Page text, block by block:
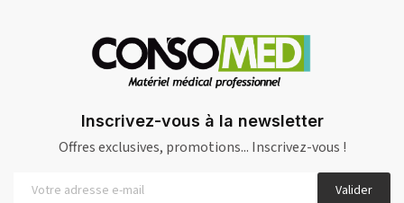
Inscrivez-vous à la newsletter
Offres exclusives, promotions... Inscrivez-vous !
Valider